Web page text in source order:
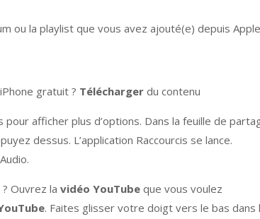
ou la playlist que vous avez ajouté(e) depuis Apple
gratuit ? Télécharger du contenu
afficher plus d’options. Dans la feuille de
dessus. L’application Raccourcis se lance.
Ouvrez la vidéo YouTube que vous voulez
. Faites glisser votre doigt vers le bas dans